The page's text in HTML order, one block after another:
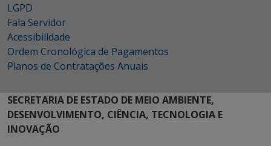
LGPD
Fala Servidor
Acessibilidade
Ordem Cronológica de Pagamentos
Planos de Contratações Anuais
SECRETARIA DE ESTADO DE MEIO AMBIENTE,
DESENVOLVIMENTO, CIÊNCIA, TECNOLOGIA E
INOVAÇÃO